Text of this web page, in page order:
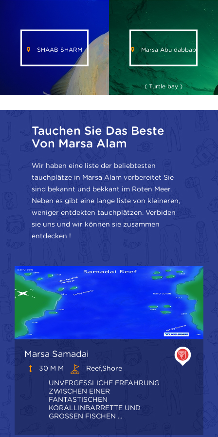
SHAAB SHARM Marsa Abu dabbab
( Turtle bay )
Tauchen Sie Das Beste
Von Marsa Alam
Wir haben eine liste der beliebtesten
tauchplätze in Marsa Alam vorbereitet Sie
sind bekannt und bekkant im Roten Meer.
Neben es gibt eine lange liste von kleineren,
weniger entdekten tauchplätzen. Verbiden
sie uns und wir können sie zusammen
entdecken !
Marsa Samadai
30 M M
Reef,shore
UNVERGESSLICHE ERFAHRUNG
ZWISCHEN EINER
FANTASTISCHEN
KORALLINBARRETTE UND
GROSSEN FISCHEN ...